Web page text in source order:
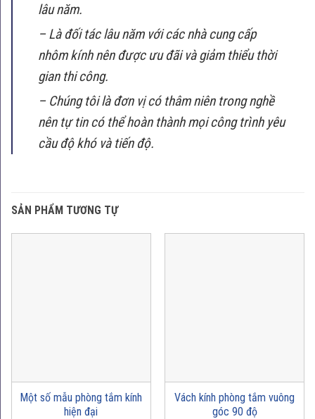
lâu năm.
– Là đối tác lâu năm với các nhà cung cấp
nhôm kính nên được ưu đãi và giảm thiểu thời
gian thi công.
– Chúng tôi là đơn vị có thâm niên trong nghề
nên tự tin có thể hoàn thành mọi công trình yêu
cầu độ khó và tiến độ.
SẢN PHẨM TƯƠNG TỰ
Một số mẫu phòng tắm kính
hiện đại
Vách kính phòng tắm vuông
góc 90 độ